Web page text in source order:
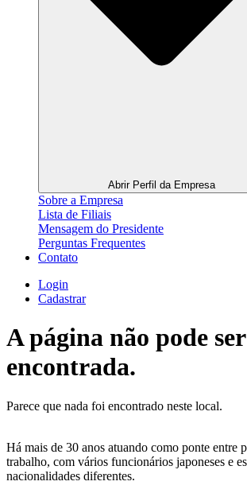
Abrir Perfil da Empresa
Sobre a Empresa
Lista de Filiais
Mensagem do Presidente
Perguntas Frequentes
Contato
Login
Cadastrar
A página não pode ser
encontrada.
Parece que nada foi encontrado neste local.
Há mais de 30 anos atuando como ponte entre
trabalho, com vários funcionários japoneses e
nacionalidades diferentes.